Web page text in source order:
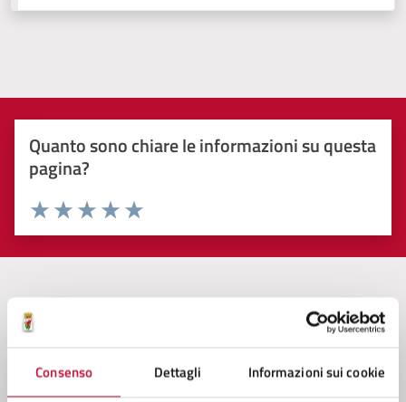
Consenso Dettagli Informazioni sui cookie
Quanto sono chiare le informazioni su questa
pagina?
Valuta 5 stelle su 5
Valuta 4 stelle su 5
Valuta 3 stelle su 5
Valuta 2 stelle su 5
Valuta 1 stelle su 5
Contatta il comune
Leggi le domande frequenti